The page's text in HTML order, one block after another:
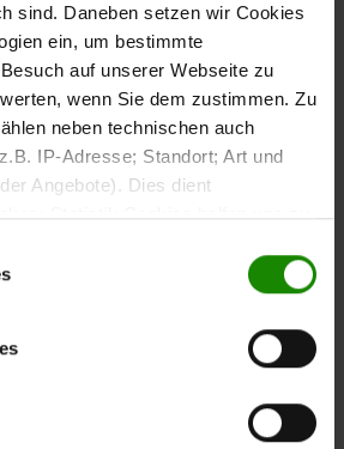
sind. Daneben setzen wir Cookies
ein, um bestimmte
auf unserer Webseite zu
wenn Sie dem zustimmen. Zu
neben technischen auch
IP-Adresse; Standort; Art und
Angebote). Dies dient
Statistik Cookies helfen uns zu
sammeln und sie
Zwecke auszuwerten.
uns, Ihnen personalisierte
Social-Media-Cookies ermöglichen
innerhalb Ihrer Netzwerke
: Die Insel misst in der Länge ca.
mit demSIEMENS
mit Muldenlüfter
B, Spektrum A+++ bis D), einer
und einermattschwarzen
– für ein klares, modernes
deine Küche nach Wunsch mit
oderLED-
sie perfekt zu deinem Alltag passt.